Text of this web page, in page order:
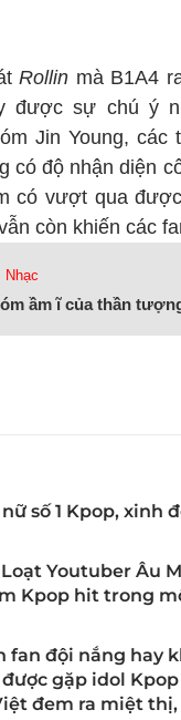
Rollin mà B1A4
được sự chú ý
Jin Young, các
có độ nhận diện
có vượt qua
còn khiến các
Nhạc
ầm ĩ của thần
số 1 Kpop, xinh
Youtuber Âu
Kpop hit trong
fan đội nắng hay
gặp idol
đem ra miệt